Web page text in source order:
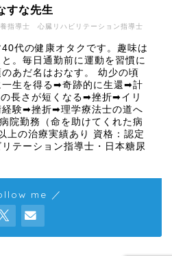
指導士 心臓リハビリテーション指導士
すな先生
代の健康オタクです。趣味は
。毎日通勤前に運動を習慣に
あだ名はおなす。 幼少の頃
一生を得る➡奇跡的に生還➡計
長さが短くなる➡挫折➡イリ
経験➡挫折➡理学療法士の道へ
院勤務（命を助けてくれた病
上の治療実績あり 資格：認定
テーション指導士・日本糖尿
me ／